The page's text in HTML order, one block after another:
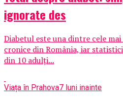
ignorate des
Diabetul este una dintre cele
cronice din România, iar
din 10 adulţi...
Viața în Prahova7 luni inainte